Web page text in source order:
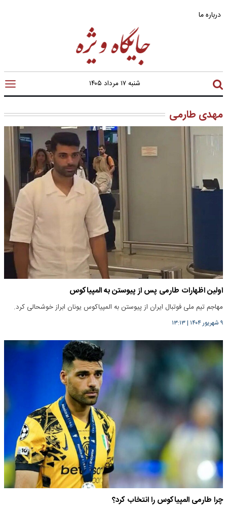
درباره ما
شنبه ۱۷ مرداد ۱۴۰۵
مهدی طارمی
اولین اظهارات طارمی پس از پیوستن به المپیاکوس
مهاجم تیم ملی فوتبال ایران از پیوستن به المپیاکوس یونان ابراز خوشحالی کرد.
۹ شهریور ۱۴۰۴ |۱۳:۱۳
چرا طارمی المپیاکوس را انتخاب کرد؟